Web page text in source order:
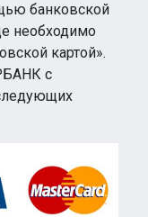
банковской
необходимо
картой».
с